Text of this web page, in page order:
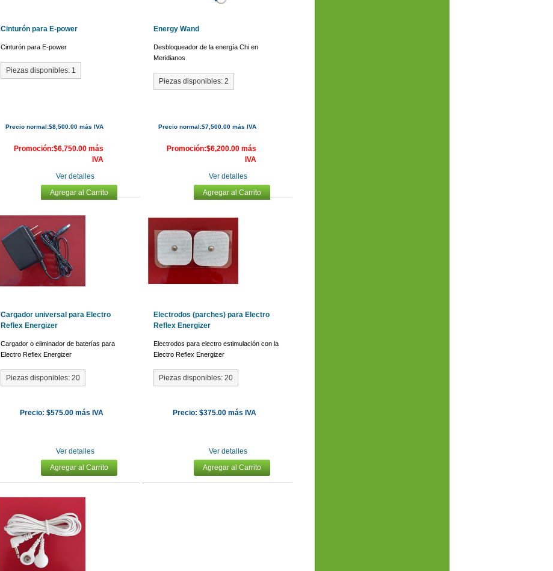
Cinturón para E-power
Cinturón para E-power
Piezas disponibles: 1
Precio normal:$8,500.00 más IVA
Promoción:$6,750.00 más
IVA
Ver detalles
Agregar al Carrito
Energy Wand
Desbloqueador de la energía Chi en
Meridianos
Piezas disponibles: 2
Precio normal:$7,500.00 más IVA
Promoción:$6,200.00 más
IVA
Ver detalles
Agregar al Carrito
Cargador universal para Electro
Reflex Energizer
Cargador o eliminador de baterías para
Electro Reflex Energizer
Piezas disponibles: 20
Precio: $575.00 más IVA
Ver detalles
Agregar al Carrito
Electrodos (parches) para Electro
Reflex Energizer
Electrodos para electro estimulación con la
Electro Reflex Energizer
Piezas disponibles: 20
Precio: $375.00 más IVA
Ver detalles
Agregar al Carrito